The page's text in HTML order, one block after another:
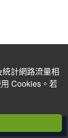
計網路流量相
Cookies。若